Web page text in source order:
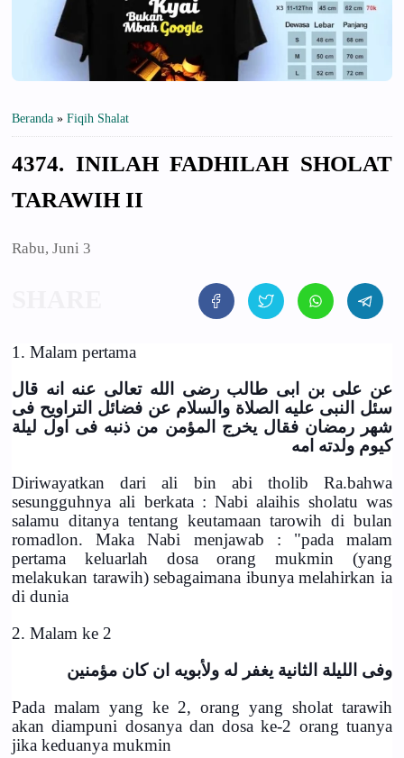
Beranda » Fiqih Shalat
4374. INILAH FADHILAH SHOLAT
TARAWIH II
Rabu, Juni 3
1. Malam pertama
عن على بن ابى طالب رضى الله تعالى عنه انه قال
سئل النبى عليه الصلاة والسلام عن فضائل التراويح فى
شهر رمضان فقال يخرج المؤمن من ذنبه فى اول ليلة
كيوم ولدته امه
Diriwayatkan dari ali bin abi tholib Ra.bahwa
sesungguhnya ali berkata : Nabi alaihis sholatu was
salamu ditanya tentang keutamaan tarowih di bulan
romadlon. Maka Nabi menjawab : "pada malam
pertama keluarlah dosa orang mukmin (yang
melakukan tarawih) sebagaimana ibunya melahirkan ia
di dunia
2. Malam ke 2
وفى الليلة الثانية يغفر له ولأبويه ان كان مؤمنين
Pada malam yang ke 2, orang yang sholat tarawih
akan diampuni dosanya dan dosa ke-2 orang tuanya
jika keduanya mukmin